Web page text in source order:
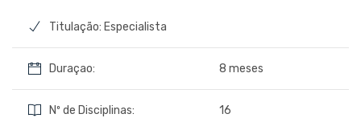
Titulação: Especialista
Duraçao: 8 meses
Nº de Disciplinas: 16